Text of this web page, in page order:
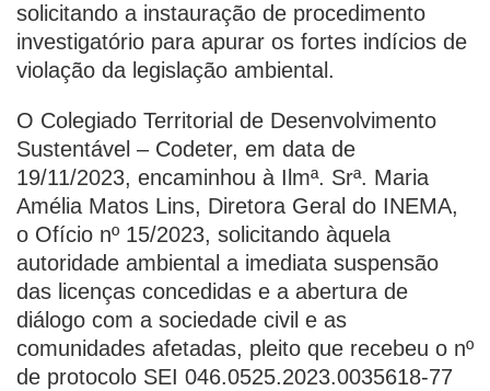
solicitando a instauração de procedimento
investigatório para apurar os fortes indícios de
violação da legislação ambiental.
O Colegiado Territorial de Desenvolvimento
Sustentável – Codeter, em data de
19/11/2023, encaminhou à Ilmª. Srª. Maria
Amélia Matos Lins, Diretora Geral do INEMA,
o Ofício nº 15/2023, solicitando àquela
autoridade ambiental a imediata suspensão
das licenças concedidas e a abertura de
diálogo com a sociedade civil e as
comunidades afetadas, pleito que recebeu o nº
de protocolo SEI 046.0525.2023.0035618-77